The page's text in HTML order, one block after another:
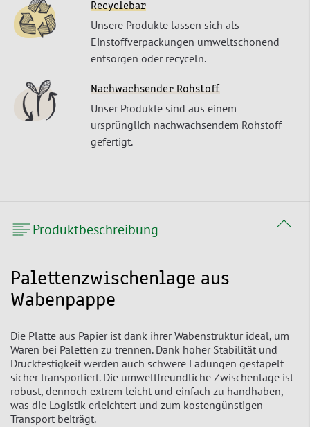
Recyclebar
Unsere Produkte lassen sich als
Einstoffverpackungen umweltschonend
entsorgen oder recyceln.
Nachwachsender Rohstoff
Unser Produkte sind aus einem
ursprünglich nachwachsendem Rohstoff
gefertigt.
Produktbeschreibung
Palettenzwischenlage aus
Wabenpappe
Die Platte aus Papier ist dank ihrer Wabenstruktur ideal, um
Waren bei Paletten zu trennen. Dank hoher Stabilität und
Druckfestigkeit werden auch schwere Ladungen gestapelt
sicher transportiert. Die umweltfreundliche Zwischenlage ist
robust, dennoch extrem leicht und einfach zu handhaben,
was die Logistik erleichtert und zum kostengünstigen
Transport beiträgt.